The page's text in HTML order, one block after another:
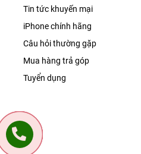
Tin tức khuyến mại
iPhone chính hãng
Câu hỏi thường gặp
Mua hàng trả góp
Tuyển dụng